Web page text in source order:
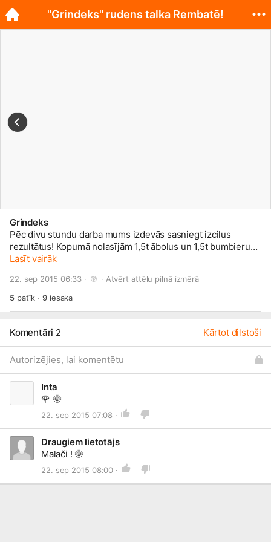
Grindeks
Pēc divu stundu darba mums izdevās sasniegt izcilus
rezultātus! Kopumā nolasījām 1,5t ābolus un 1,5t bumbierus,
lai iepriecinātu savus klientus, sadarbības partnerus un
Ceram tradīciju turpināt arī nākamajā gadā, lai iepriecinātu
vēl vairāk ļaužu!
Lasīt vairāk
22. sep 2015 06:33 · · Atvērt attēlu pilnā izmērā
5patīk ·9iesaka
Komentāri 2 Kārtot dilstoši
Autorizējies, lai komentētu
Inta
🌹 🌞
22. sep 2015 07:08 ·
Draugiem lietotājs
Malači ! 🌞
22. sep 2015 08:00 ·
"Grindeks" rudens talka Rembatē!